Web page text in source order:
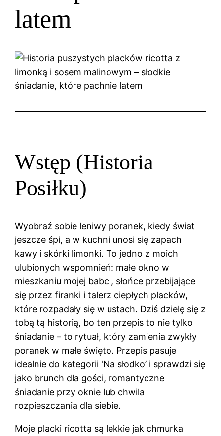
latem
Wstęp (Historia
Posiłku)
Wyobraź sobie leniwy poranek, kiedy świat
jeszcze śpi, a w kuchni unosi się zapach
kawy i skórki limonki. To jedno z moich
ulubionych wspomnień: małe okno w
mieszkaniu mojej babci, słońce przebijające
się przez firanki i talerz ciepłych placków,
które rozpadały się w ustach. Dziś dzielę się z
tobą tą historią, bo ten przepis to nie tylko
śniadanie – to rytuał, który zamienia zwykły
poranek w małe święto. Przepis pasuje
idealnie do kategorii 'Na słodko’ i sprawdzi się
jako brunch dla gości, romantyczne
śniadanie przy oknie lub chwila
rozpieszczania dla siebie.
Moje placki ricotta są lekkie jak chmurka